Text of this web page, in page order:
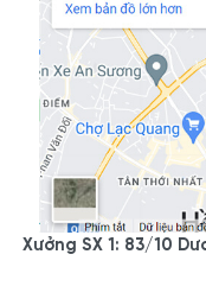
Xưởng SX 1: 83/10